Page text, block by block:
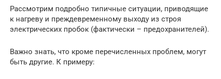
Рассмотрим подробно типичные ситуации, приводящие
к нагреву и преждевременному выходу из строя
электрических пробок (фактически – предохранителей).
Важно знать, что кроме перечисленных проблем, могут
быть другие. К примеру: